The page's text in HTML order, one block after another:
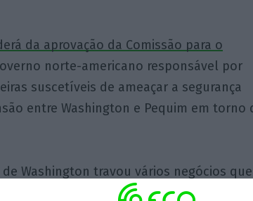
da aprovação da Comissão para o
norte-americano responsável por
suscetíveis de ameaçar a segurança
entre Washington e Pequim em torno
Washington travou vários negócios que
uma oferta de uma subsidiária do grupo